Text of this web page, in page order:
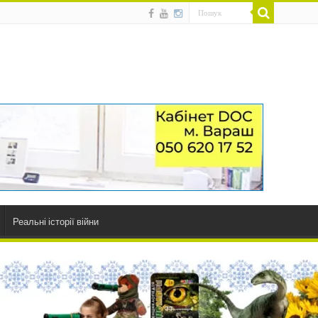
Реальні історії війни